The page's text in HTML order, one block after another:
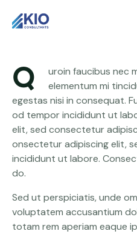
How to find
ODIODIGITALTECH
Q
uroin faucibus nec
elementum mi
egestas nisi in consequat.
od tempor incididunt ut
elit, sed consectetur
onsectetur adipiscing elit,
incididunt ut labore.
do.
Sed ut perspiciatis, unde
voluptatem accusantium
totam rem aperiam eaque